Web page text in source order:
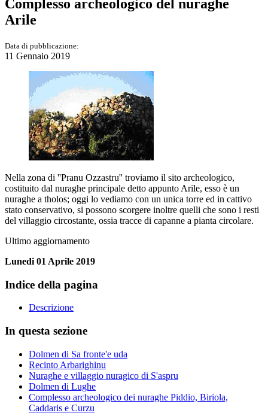
Complesso archeologico del nuraghe
Arile
Data di pubblicazione:
11 Gennaio 2019
Nella zona di ''Pranu Ozzastru'' troviamo il sito archeologico,
costituito dal nuraghe principale detto appunto Arile, esso è un
nuraghe a tholos; oggi lo vediamo con un unica torre ed in cattivo
stato conservativo, si possono scorgere inoltre quelli che sono i resti
del villaggio circostante, ossia tracce di capanne a pianta circolare.
Ultimo aggiornamento
Lunedi 01 Aprile 2019
Indice della pagina
Descrizione
In questa sezione
Dolmen di Sa fronte'e uda
Recinto Arbarighinu
Nuraghe e villaggio nuragico di S'aspru
Dolmen di Lughe
Complesso archeologico dei nuraghe Piddio, Biriola,
Caddaris e Curzu